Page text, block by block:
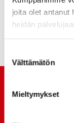
joita olet antanut
heidän
valinta
Välttämätön
Mieltymykset